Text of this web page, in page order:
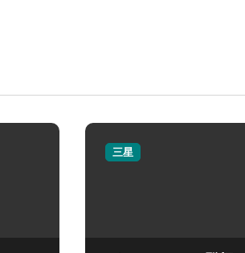
三星